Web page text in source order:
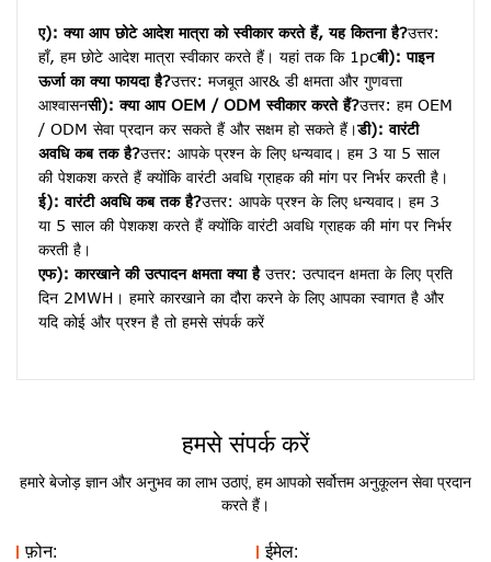
ए): क्या आप छोटे आदेश मात्रा को स्वीकार करते हैं, यह कितना है?उत्तर:
हाँ, हम छोटे आदेश मात्रा स्वीकार करते हैं। यहां तक ​​कि 1pcबी): पाइन
ऊर्जा का क्या फायदा है?उत्तर: मजबूत आर& डी क्षमता और गुणवत्ता
आश्वासनसी): क्या आप OEM / ODM स्वीकार करते हैं?उत्तर: हम OEM
/ ODM सेवा प्रदान कर सकते हैं और सक्षम हो सकते हैं।डी): वारंटी
अवधि कब तक है?उत्तर: आपके प्रश्न के लिए धन्यवाद। हम 3 या 5 साल
की पेशकश करते हैं क्योंकि वारंटी अवधि ग्राहक की मांग पर निर्भर करती है।
ई): वारंटी अवधि कब तक है?उत्तर: आपके प्रश्न के लिए धन्यवाद। हम 3
या 5 साल की पेशकश करते हैं क्योंकि वारंटी अवधि ग्राहक की मांग पर निर्भर
करती है।
एफ): कारखाने की उत्पादन क्षमता क्या है उत्तर: उत्पादन क्षमता के लिए प्रति
दिन 2MWH। हमारे कारखाने का दौरा करने के लिए आपका स्वागत है और
यदि कोई और प्रश्न है तो हमसे संपर्क करें
हमसे संपर्क करें
हमारे बेजोड़ ज्ञान और अनुभव का लाभ उठाएं, हम आपको सर्वोत्तम अनुकूलन सेवा प्रदान
करते हैं।
फ़ोन: ईमेल: